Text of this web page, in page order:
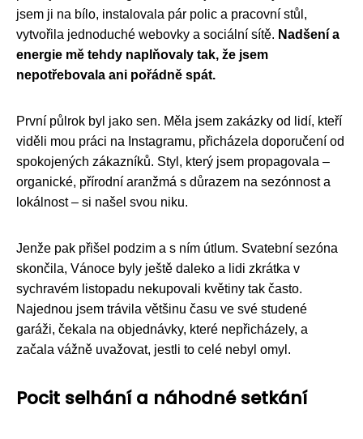
jsem ji na bílo, instalovala pár polic a pracovní stůl,
vytvořila jednoduché webovky a sociální sítě. Nadšení a
energie mě tehdy naplňovaly tak, že jsem
nepotřebovala ani pořádně spát.
První půlrok byl jako sen. Měla jsem zakázky od lidí, kteří
viděli mou práci na Instagramu, přicházela doporučení od
spokojených zákazníků. Styl, který jsem propagovala –
organické, přírodní aranžmá s důrazem na sezónnost a
lokálnost – si našel svou niku.
Jenže pak přišel podzim a s ním útlum. Svatební sezóna
skončila, Vánoce byly ještě daleko a lidi zkrátka v
sychravém listopadu nekupovali květiny tak často.
Najednou jsem trávila většinu času ve své studené
garáži, čekala na objednávky, které nepřicházely, a
začala vážně uvažovat, jestli to celé nebyl omyl.
Pocit selhání a náhodné setkání